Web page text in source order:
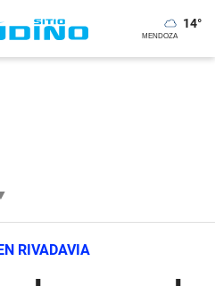
14°
RIVADAVIA